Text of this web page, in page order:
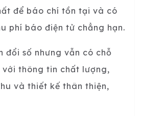
để báo chí tồn tại và có
phí báo điện tử chẳng hạn.
đổi số nhưng vẫn có chỗ
thông tin chất lượng,
và thiết kế thân thiện,